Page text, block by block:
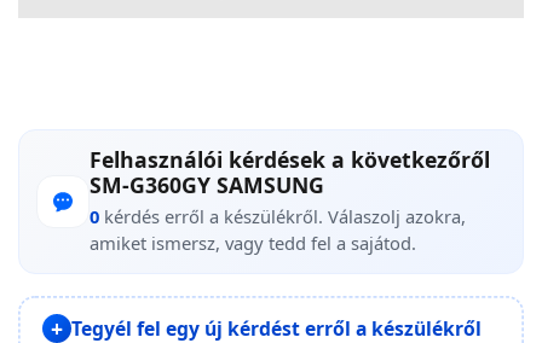
Felhasználói kérdések a következőről
SM-G360GY SAMSUNG
0 kérdés erről a készülékről. Válaszolj azokra,
amiket ismersz, vagy tedd fel a sajátod.
Tegyél fel egy új kérdést erről a készülékről